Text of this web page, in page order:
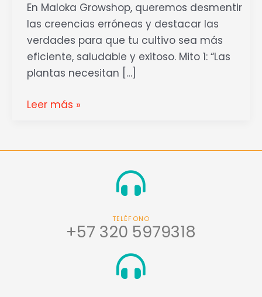
En Maloka Growshop, queremos desmentir
las creencias erróneas y destacar las
verdades para que tu cultivo sea más
eficiente, saludable y exitoso. Mito 1: “Las
plantas necesitan […]
Leer más »
TELÉFONO
+57 320 5979318